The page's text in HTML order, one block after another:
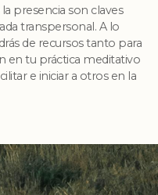
presencia son claves
transpersonal. A lo
de recursos tanto para
en tu práctica meditativo
e iniciar a otros en la